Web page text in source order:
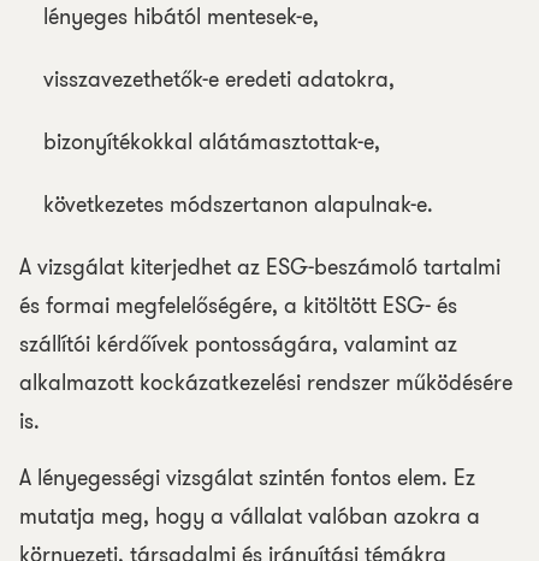
lényeges hibától mentesek-e,
visszavezethetők-e eredeti adatokra,
bizonyítékokkal alátámasztottak-e,
következetes módszertanon alapulnak-e.
A vizsgálat kiterjedhet az ESG-beszámoló tartalmi
és formai megfelelőségére, a kitöltött ESG- és
szállítói kérdőívek pontosságára, valamint az
alkalmazott kockázatkezelési rendszer működésére
is.
A lényegességi vizsgálat szintén fontos elem. Ez
mutatja meg, hogy a vállalat valóban azokra a